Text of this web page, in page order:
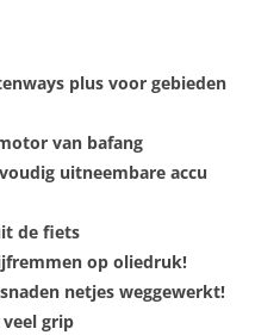
plus voor gebieden
van bafang
uitneembare accu
de fiets
op oliedruk!
netjes weggewerkt!
veel grip